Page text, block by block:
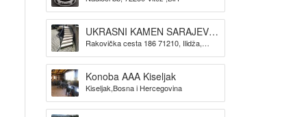
UKRASNI KAMEN SARAJEVO-
KAMEN DIZAJN SARAJEVO
Rakovička cesta 186 71210, Ilidža,
Konoba AAA Kiseljak
Kiseljak,Bosna i Hercegovina